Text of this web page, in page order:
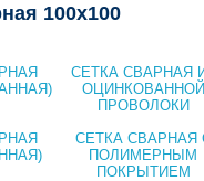
100x100
СЕТКА СВАРНАЯ
ОЦИНКОВАННОЙ
ПРОВОЛОКИ
СЕТКА СВАРНАЯ
ПОЛИМЕРНЫМ
ПОКРЫТИЕМ